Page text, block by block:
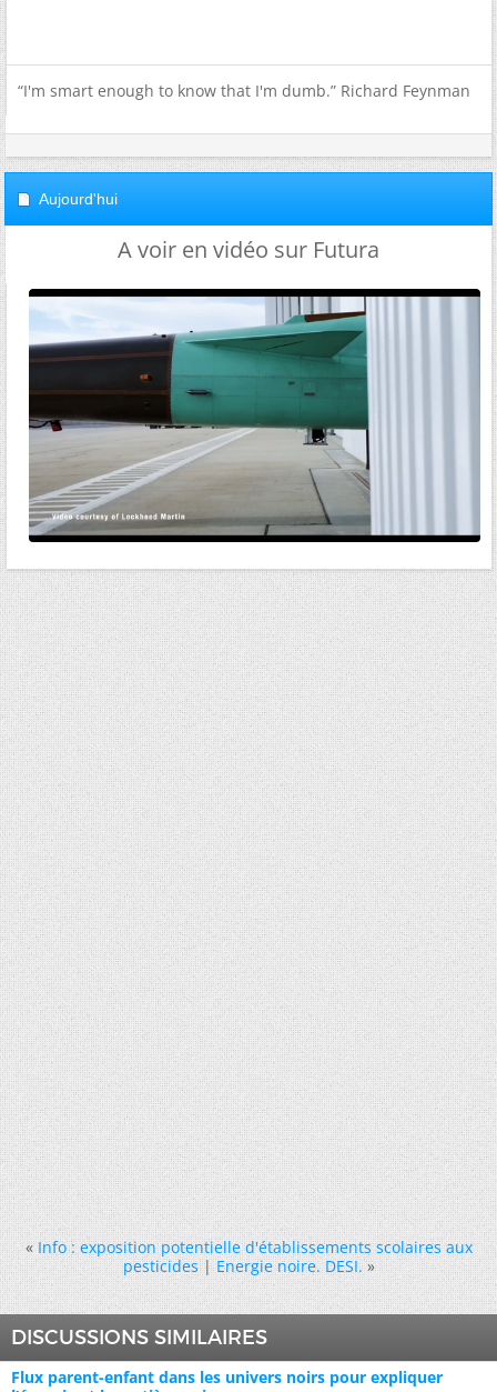
“I'm smart enough to know that I'm dumb.” Richard Feynman
Aujourd'hui
A voir en vidéo sur Futura
« Info : exposition potentielle d'établissements scolaires aux
pesticides|Energie noire. DESI. »
DISCUSSIONS SIMILAIRES
Flux parent-enfant dans les univers noirs pour expliquer